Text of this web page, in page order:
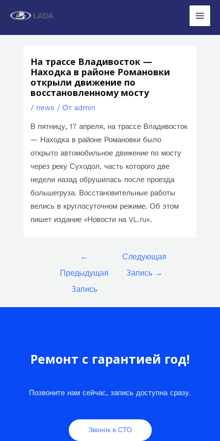
Main
На трассе Владивосток —
Находка в районе Романовки
открыли движение по
восстановленному мосту
/ news / От admin
В пятницу, 17 апреля, на трассе Владивосток
— Находка в районе Романовки было
открыто автомобильное движение по мосту
через реку Суходол, часть которого две
недели назад обрушилась после проезда
большегруза. Восстановительные работы
велись в круглосуточном режиме. Об этом
пишет издание «Новости на VL.ru».
←
Предыдущая
Запись
Следующая
Запись →
Ремонт с гарантией год!
Позвоните нам сейчас, запись доступна сразу.
Звонок в СТО